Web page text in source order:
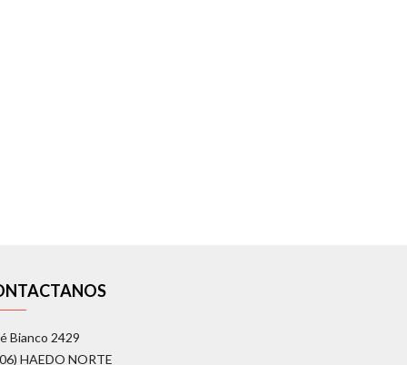
Bianco 2429
HAEDO NORTE